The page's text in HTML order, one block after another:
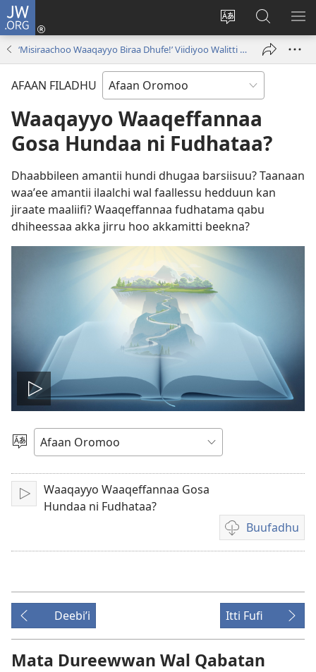
JW.ORG
Afaan
weebsaayitii
Gali
(opens
new
JW.ORG
Irraa
Barbaadi
‘Misiraachoo Waaqayyo Biraa Dhufe!’ Viidiyoo Walitti Aansee Ba‵u
AFAAN FILADHU
Waaqayyo Waaqeffannaa
Gosa Hundaa ni Fudhataa?
Dhaabbileen amantii hundi dhugaa barsiisuu? Taanaan
waaʼee amantii ilaalchi wal faallessu hedduun kan
jiraate maaliifi? Waaqeffannaa fudhatama qabu
dhiheessaa akka jirru hoo akkamitti beekna?
Viidiyoo
taphachiisi
Afaan
Filadhu
Bani
Waaqayyo Waaqeffannaa Gosa
Hundaa ni Fudhataa?
Buufadhu
Filannaawwan
viidiyoo
Deebiʼi
Itti Fufi
Mata Dureewwan Wal Qabatan